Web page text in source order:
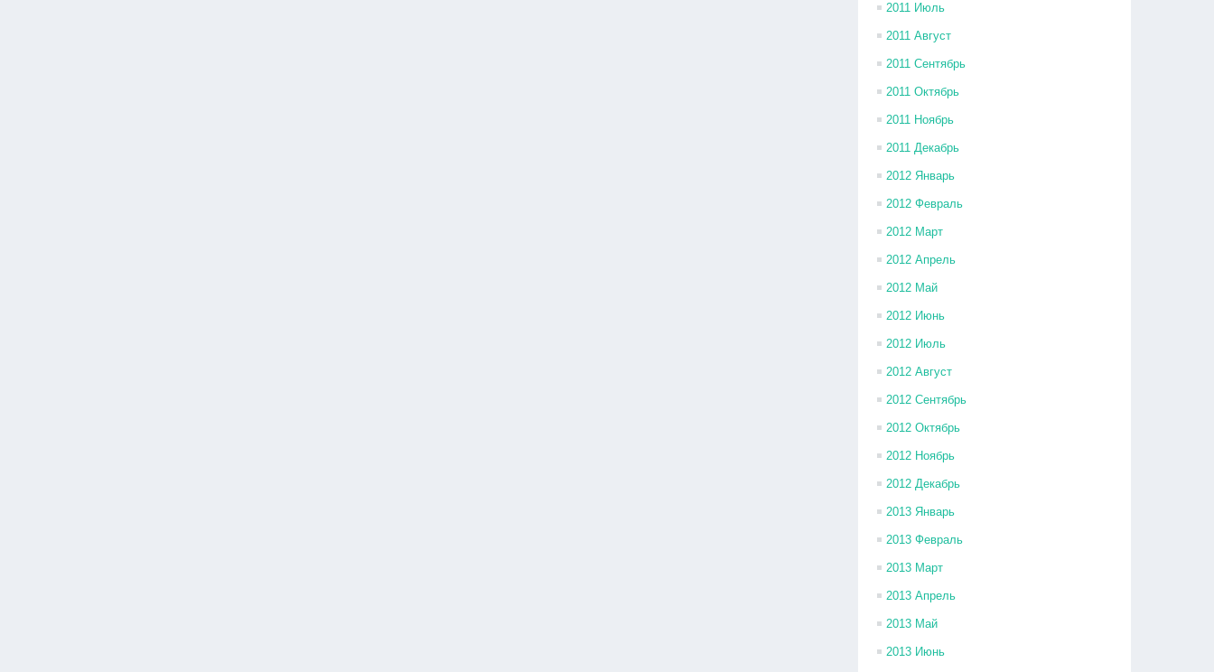
2011 Июль
2011 Август
2011 Сентябрь
2011 Октябрь
2011 Ноябрь
2011 Декабрь
2012 Январь
2012 Февраль
2012 Март
2012 Апрель
2012 Май
2012 Июнь
2012 Июль
2012 Август
2012 Сентябрь
2012 Октябрь
2012 Ноябрь
2012 Декабрь
2013 Январь
2013 Февраль
2013 Март
2013 Апрель
2013 Май
2013 Июнь